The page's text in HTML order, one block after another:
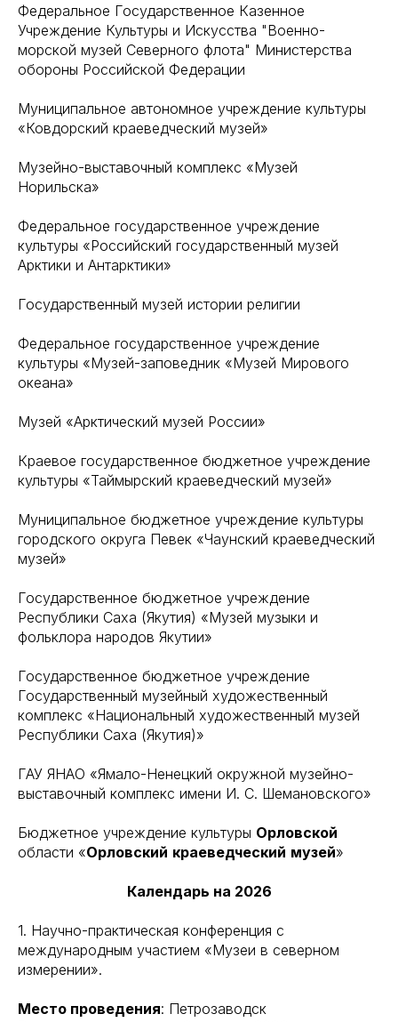
Федеральное Государственное Казенное
Учреждение Культуры и Искусства "Военно-
морской музей Северного флота" Министерства
обороны Российской Федерации
Муниципальное автономное учреждение культуры
«Ковдорский краеведческий музей»
Музейно-выставочный комплекс «Музей
Норильска»
Федеральное государственное учреждение
культуры «Российский государственный музей
Арктики и Антарктики»
Государственный музей истории религии
Федеральное государственное учреждение
культуры «Музей-заповедник «Музей Мирового
океана»
Музей «Арктический музей России»
Краевое государственное бюджетное учреждение
культуры «Таймырский краеведческий музей»
Муниципальное бюджетное учреждение культуры
городского округа Певек «Чаунский краеведческий
музей»
Государственное бюджетное учреждение
Республики Саха (Якутия) «Музей музыки и
фольклора народов Якутии»
Государственное бюджетное учреждение
Государственный музейный художественный
комплекс «Национальный художественный музей
Республики Саха (Якутия)»
ГАУ ЯНАО «Ямало-Ненецкий окружной музейно-
выставочный комплекс имени И. С. Шемановского»
Бюджетное учреждение культуры Орловской
области «Орловский краеведческий музей»
Календарь на 2026
1. Научно-практическая конференция с
международным участием «Музеи в северном
измерении».
Место проведения: Петрозаводск